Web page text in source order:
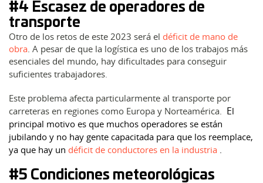
#4 Escasez de operadores de
transporte
Otro de los retos de este 2023 será el déficit de mano de
obra. A pesar de que la logística es uno de los trabajos más
esenciales del mundo, hay dificultades para conseguir
suficientes trabajadores.
Este problema afecta particularmente al transporte por
carreteras en regiones como Europa y Norteamérica. El
principal motivo es que muchos operadores se están
jubilando y no hay gente capacitada para que los reemplace,
ya que hay un déficit de conductores en la industria .
#5 Condiciones meteorológicas